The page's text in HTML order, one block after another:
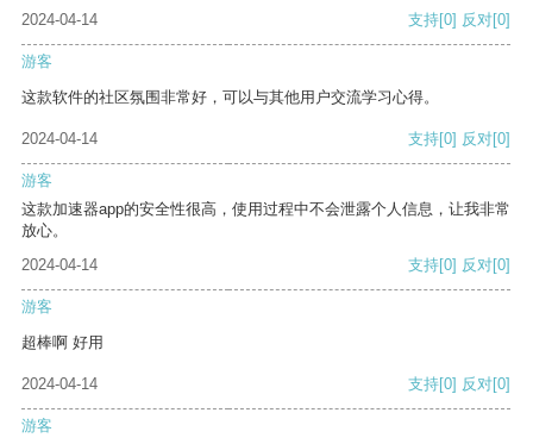
2024-04-14 支持[0] 反对[0]
游客
这款软件的社区氛围非常好，可以与其他用户交流学习心得。
2024-04-14 支持[0] 反对[0]
游客
这款加速器app的安全性很高，使用过程中不会泄露个人信息，让我非常
放心。
2024-04-14
支持[0] 反对[0]
游客
超棒啊 好用
2024-04-14 支持[0] 反对[0]
游客